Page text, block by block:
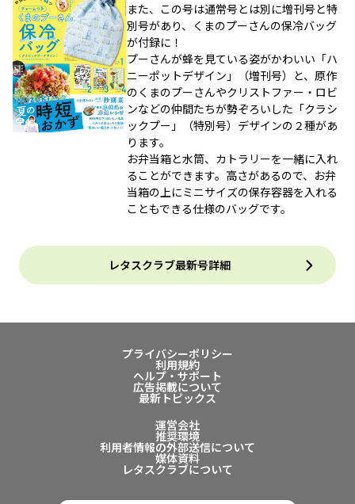
また、この号は通常号とは別に増刊号と特
別号があり、くまのプーさんの保冷バッグ
が付録に！
プーさんが蜂を見ている姿がかわいい「ハ
ニーポットデザイン」（増刊号）と、原作
のくまのプーさんやクリストファー・ロビ
ンなどの仲間たちが勢ぞろいした「クラシ
ックプー」（特別号）デザインの２種があ
ります。
お弁当箱と水筒、カトラリーを一緒に入れ
ることができます。高さがあるので、お弁
当箱の上にミニサイズの保存容器を入れる
こともできる仕様のバッグです。
レタスクラブ最新号詳細
プライバシーポリシー
利用規約
ヘルプ・サポート
広告掲載について
最新トピックス
運営会社
推奨環境
利用者情報の外部送信について
媒体資料
レタスクラブについて